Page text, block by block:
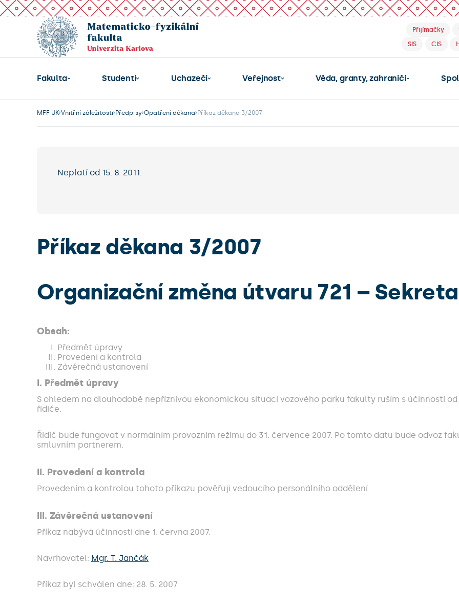
Přijímačky
SIS
CIS
Fakulta Studenti Uchazeči Veřejnost Věda, granty, zahraničí
MFF UK Vnitřní záležitosti Předpisy Opatření děkana Příkaz děkana 3/2007
Neplatí od 15. 8. 2011.
Příkaz děkana 3/2007
Organizační změna útvaru 721 –
Obsah:
Předmět úpravy
Provedení a kontrola
Závěrečná ustanovení
I. Předmět úpravy
S ohledem na dlouhodobě nepříznivou ekonomickou situaci vozového parku fakulty ruším s účinností
řidiče.
Řidič bude fungovat v normálním provozním režimu do 31. července 2007. Po tomto datu bude odvoz
smluvním partnerem.
II. Provedení a kontrola
Provedením a kontrolou tohoto příkazu pověřuji vedoucího personálního oddělení.
III. Závěrečná ustanovení
Příkaz nabývá účinnosti dne 1. června 2007.
Navrhovatel: Mgr. T. Jančák
Příkaz byl schválen dne: 28. 5. 2007